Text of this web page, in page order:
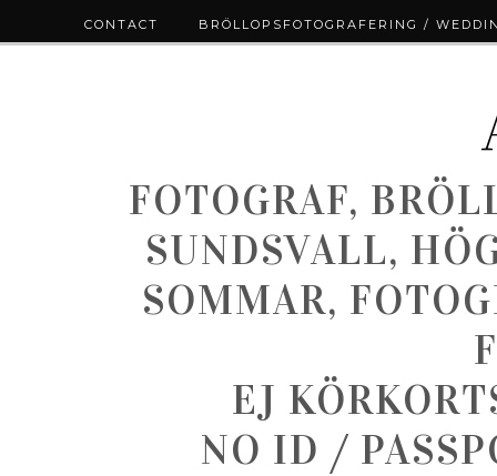
FOTOGRAF,
SUNDSVALL,
SOMMAR,
EJ
NO ID /
CONTACT BRÖLLOPSFOTOGRAFERING /